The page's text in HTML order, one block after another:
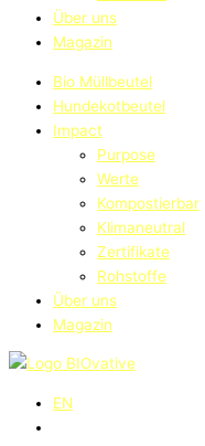
Über uns
Magazin
Bio Müllbeutel
Hundekotbeutel
Impact
Purpose
Werte
Kompostierbar
Klimaneutral
Zertifikate
Rohstoffe
Über uns
Magazin
EN